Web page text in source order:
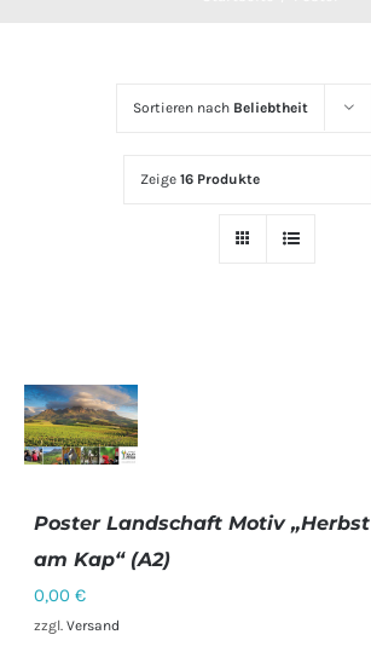
Sortieren nach Beliebtheit
Zeige 16 Produkte
/
Poster Landschaft Motiv „Herbst
am Kap“ (A2)
0,00€
zzgl.Versand